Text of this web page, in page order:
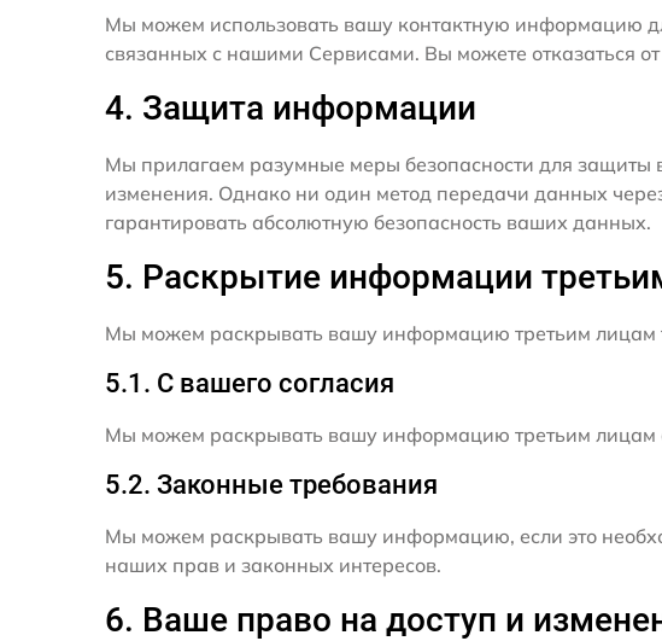
Мы можем использовать вашу контактную информацию
связанных с нашими Сервисами. Вы можете отказаться
4. Защита информации
Мы прилагаем разумные меры безопасности для защиты
изменения. Однако ни один метод передачи данных
гарантировать абсолютную безопасность ваших данных.
5. Раскрытие информации
Мы можем раскрывать вашу информацию третьим лицам
5.1. С вашего согласия
Мы можем раскрывать вашу информацию третьим лицам
5.2. Законные требования
Мы можем раскрывать вашу информацию, если это
наших прав и законных интересов.
6. Ваше право на доступ и